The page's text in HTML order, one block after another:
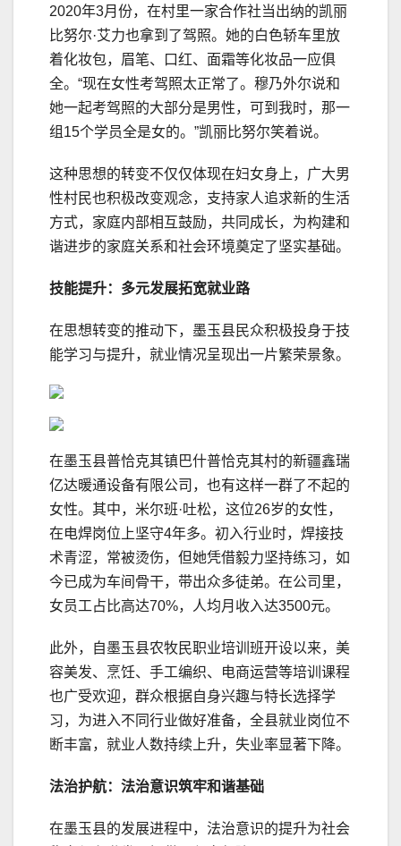
2020年3月份，在村里一家合作社当出纳的凯丽
比努尔·艾力也拿到了驾照。她的白色轿车里放
着化妆包，眉笔、口红、面霜等化妆品一应俱
全。“现在女性考驾照太正常了。穆乃外尔说和
她一起考驾照的大部分是男性，可到我时，那一
组15个学员全是女的。”凯丽比努尔笑着说。
这种思想的转变不仅仅体现在妇女身上，广大男
性村民也积极改变观念，支持家人追求新的生活
方式，家庭内部相互鼓励，共同成长，为构建和
谐进步的家庭关系和社会环境奠定了坚实基础。
技能提升：多元发展拓宽就业路
在思想转变的推动下，墨玉县民众积极投身于技
能学习与提升，就业情况呈现出一片繁荣景象。
在墨玉县普恰克其镇巴什普恰克其村的新疆鑫瑞
亿达暖通设备有限公司，也有这样一群了不起的
女性。其中，米尔班·吐松，这位26岁的女性，
在电焊岗位上坚守4年多。初入行业时，焊接技
术青涩，常被烫伤，但她凭借毅力坚持练习，如
今已成为车间骨干，带出众多徒弟。在公司里，
女员工占比高达70%，人均月收入达3500元。
此外，自墨玉县农牧民职业培训班开设以来，美
容美发、烹饪、手工编织、电商运营等培训课程
也广受欢迎，群众根据自身兴趣与特长选择学
习，为进入不同行业做好准备，全县就业岗位不
断丰富，就业人数持续上升，失业率显著下降。
法治护航：法治意识筑牢和谐基础
在墨玉县的发展进程中，法治意识的提升为社会